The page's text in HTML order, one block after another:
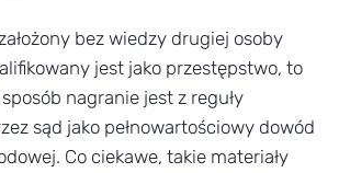
bez wiedzy drugiej osoby
jest jako przestępstwo, to
nagranie jest z reguły
sąd jako pełnowartościowy dowód
Co ciekawe, takie materiały